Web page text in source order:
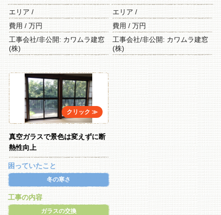
エリア /
費用 / 万円
工事会社/非公開: カワムラ建窓
(株)
エリア /
費用 / 万円
工事会社/非公開: カワムラ建窓
(株)
真空ガラスで景色は変えずに断
熱性向上
困っていたこと
冬の寒さ
工事の内容
ガラスの交換